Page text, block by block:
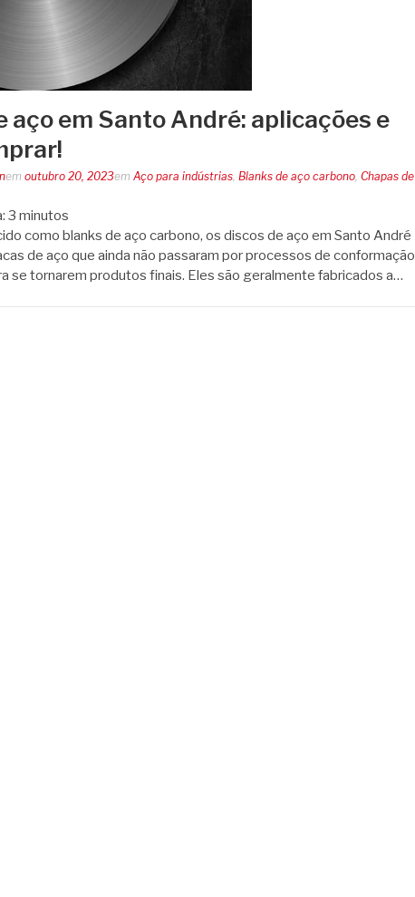
aço em Santo André: aplicações e
em outubro 20, 2023em Aço para indústrias, Blanks de aço carbono, Chapas de
3 minutos
como blanks de aço carbono, os discos de aço em Santo André
de aço que ainda não passaram por processos de conformação
se tornarem produtos finais. Eles são geralmente fabricados a…